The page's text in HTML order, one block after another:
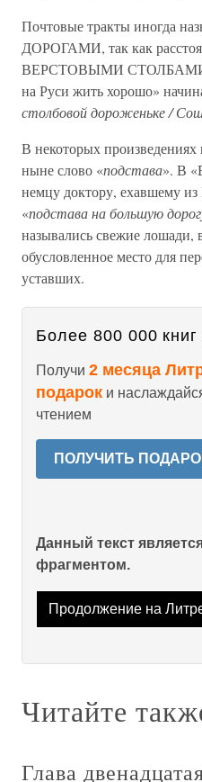
Почтовые тракты иногда
ДОРОГАМИ, так как
ВЕРСТОВЫМИ СТОЛБАМИ.
на Руси жить хорошо»
столбовой дороженьке /
В некоторых произведениях
ныне слово «подстава». В
немцу доктору, ехавшему
«подстава на большую
назывались свежие лошади,
обусловленное место для
уставших.
Более 800 000 книг
Получи 2 месяца
подарок и
чтением
ПОЛУЧИТЬ
Данный текст
фрагментом.
Продолжение на
Читайте
Глава